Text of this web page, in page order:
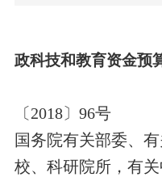
政科技和教育资金预
〔 2018〕 96号
国务院有关部委、
校、科研院所，有